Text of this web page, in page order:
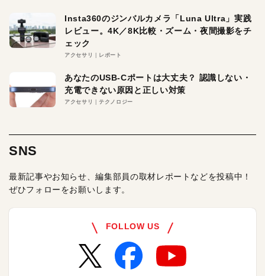
Insta360のジンバルカメラ「Luna Ultra」実践
レビュー。4K／8K比較・ズーム・夜間撮影をチ
ェック
アクセサリ レポート
あなたのUSB-Cポートは大丈夫？ 認識しない・
充電できない原因と正しい対策
アクセサリ テクノロジー
SNS
最新記事やお知らせ、編集部員の取材レポートなどを投稿中！
ぜひフォローをお願いします。
FOLLOW US